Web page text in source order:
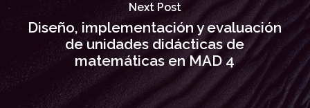
Next Post
Diseño, implementación y evaluación
de unidades didácticas de
matemáticas en MAD 4